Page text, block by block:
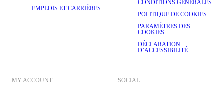
EMPLOIS ET CARRIÈRES
CONDITIONS GÉNÉRALES
POLITIQUE DE COOKIES
PARAMÈTRES DES
COOKIES
DÉCLARATION
D’ACCESSIBILITÉ
MY ACCOUNT SOCIAL